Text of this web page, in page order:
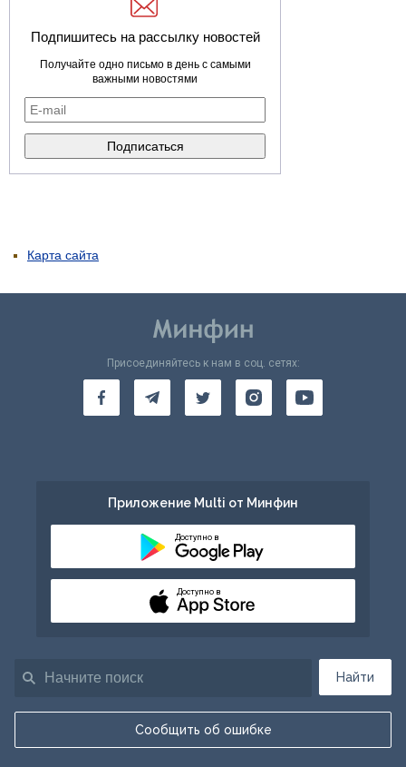
Подпишитесь на рассылку новостей
Получайте одно письмо в день с самыми
важными новостями
Карта сайта
Найти
Сообщить об ошибке
Присоединяйтесь к нам в соц. сетях:
Приложение Multi от Минфин
Доступно в
Доступно в